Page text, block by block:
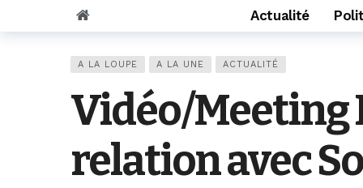
Vidéo/ L’arrivée spectaculaire à la
Vidéo/Gamou Bakhdad chez
Adhésion du Mouvement citoyen «
Actualité
A LA LOUPE A LA UNE ACTUALITÉ
Vidéo/Meeting
relation avec